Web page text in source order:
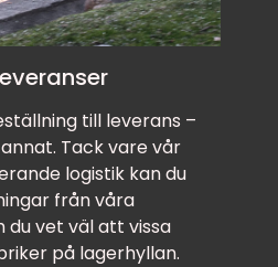
till leverans –
Tack vare vår
logistik kan du
från våra
du vet väl att vissa
på lagerhyllan.